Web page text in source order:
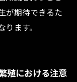
が期待できるた
ます。
殖における注意